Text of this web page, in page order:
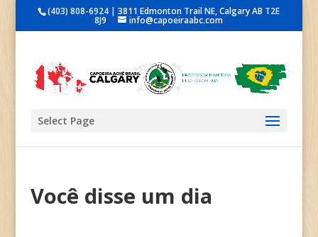
(403) 808-6924 | 3811 Edmonton Trail NE, Calgary AB T2E
8J9 info@capoeiraabc.com
Select Page
Você disse um dia